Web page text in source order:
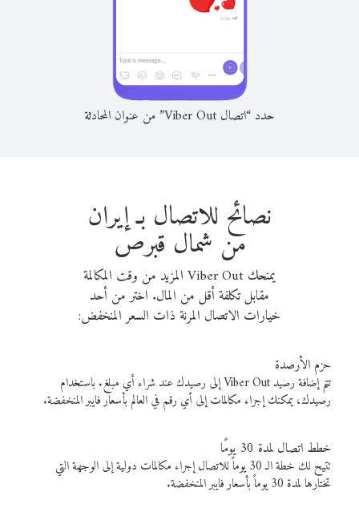
حدد “اتصال Viber Out” من عنوان المحادثة
نصائح للاتصال بـ إيران
من شمال قبرص
يمنحك Viber Out المزيد من وقت المكالمة
مقابل تكلفة أقل من المال. اختر من أحد
خيارات الاتصال المرنة ذات السعر المنخفض:
حزم الأرصدة
تتم إضافة رصيد Viber Out إلى رصيدك عند شراء أي مبلغ. باستخدام
رصيدك، يمكنك إجراء مكالمات إلى أي رقم في العالم بأسعار فايبر المنخفضة.
خطط اتصال لمدة 30 يومًا
تتيح لك خطة الـ 30 يوماً للاتصال إجراء مكالمات دولية إلى الوجهة التي
تختارها لمدة 30 يوماً بأسعار فايبر المنخفضة.